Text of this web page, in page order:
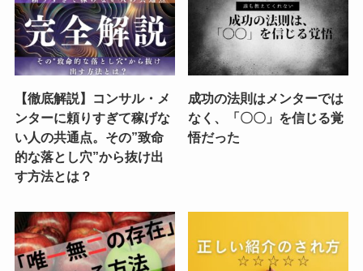
【徹底解説】コンサル・メ
ンターに頼りすぎて稼げな
い人の共通点。その”致命
的な落とし穴”から抜け出
す方法とは？
成功の法則はメンターでは
なく、「〇〇」を信じる覚
悟だった